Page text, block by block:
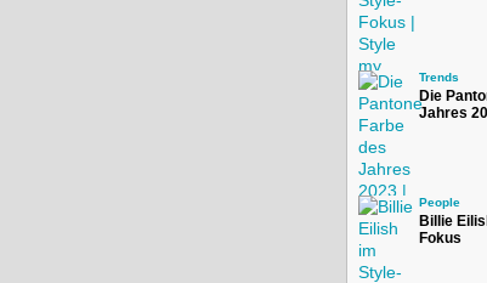
Trends
Die
Jahres
People
Billie
Fokus